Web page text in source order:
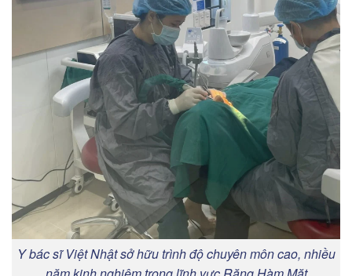
Y bác sĩ Việt Nhật sở hữu trình độ chuyên môn cao, nhiều